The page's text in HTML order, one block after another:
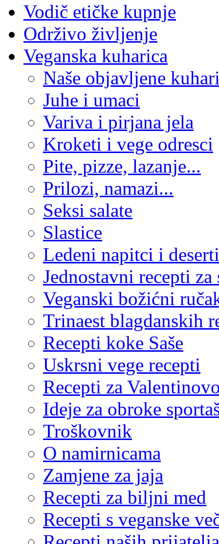
Vodič etičke kupnje
Održivo življenje
Veganska kuharica
Naše objavljene
Juhe i umaci
Variva i pirjana jela
Kroketi i vege odresci
Pite, pizze, lazanje...
Prilozi, namazi...
Seksi salate
Slastice
Ledeni napitci i deserti
Jednostavni recepti za
Veganski božićni
Trinaest blagdanskih
Recepti koke Saše
Uskrsni vege recepti
Recepti za
Ideje za obroke
Troškovnik
O namirnicama
Zamjene za jaja
Recepti za biljni med
Recepti s veganske